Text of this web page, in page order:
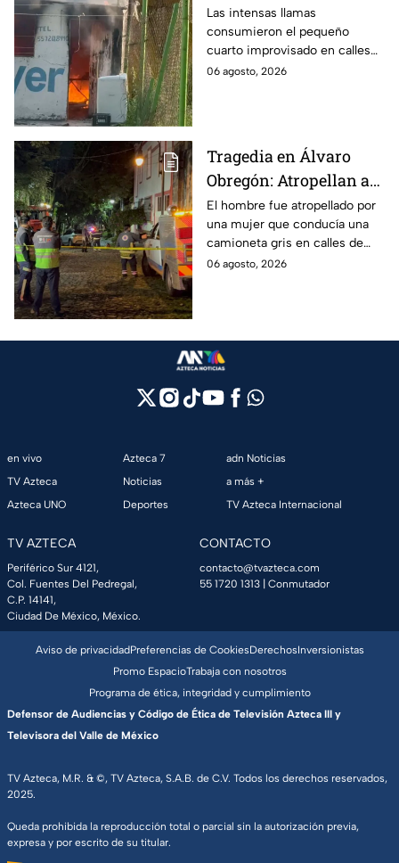
improvisado en la
Industrial Vallejo;
rompen cadenas para
combatir las llamas
Las intensas llamas
consumieron el pequeño
cuarto improvisado en calles
de Azcapotzalco; bomberos
06 agosto, 2026
Tragedia en Álvaro
Obregón: Atropellan a
hombre en situación de
calle y queda prensado
en San Ángel, CDMX
El hombre fue atropellado por
una mujer que conducía una
camioneta gris en calles de
San Ángel; la responsable ya
06 agosto, 2026
en vivo
TV Azteca
Azteca UNO
Azteca 7
Noticias
Deportes
adn Noticias
a más +
TV Azteca Internacional
TV AZTECA
Periférico Sur 4121,
Col. Fuentes Del Pedregal,
C.P. 14141,
Ciudad De México, México.
CONTACTO
contacto@tvazteca.com
55 1720 1313 | Conmutador
TV Azteca, M.R. & ©, TV Azteca, S.A.B. de C.V. Todos los derechos reservados,
2025.
Queda prohibida la reproducción total o parcial sin la autorización previa,
expresa y por escrito de su titular.
Aviso de privacidadPreferencias de CookiesDerechosInversionistas
Promo EspacioTrabaja con nosotros
Programa de ética, integridad y cumplimiento
Defensor de Audiencias y Código de Ética de Televisión Azteca III y
Televisora del Valle de México